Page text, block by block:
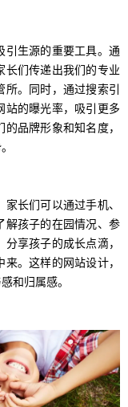
引生源的重要工具。通
长们传递出我们的专业
。同时，通过搜索引
站的曝光率，吸引更多
品牌形象和知名度，
长们可以通过手机、
解孩子的在园情况、参
享孩子的成长点滴，
。这样的网站设计，
和归属感。